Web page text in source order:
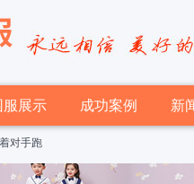
服展示 成功案例 新
对手跑